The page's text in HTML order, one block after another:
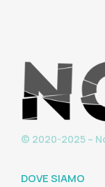
© 2020-2025 –
DOVE SIAMO